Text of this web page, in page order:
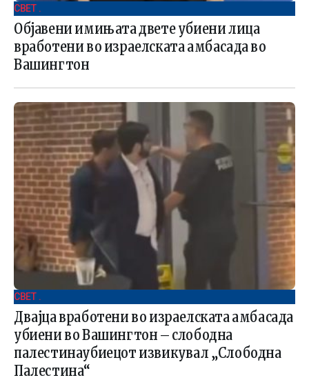
СВЕТ .
Објавени имињата двете убиени лица
вработени во израелската амбасада во
Вашингтон
СВЕТ .
Двајца вработени во израелската амбасада
убиени во Вашингтон – слободна
палестинаубиецот извикувал „Слободна
Палестина“